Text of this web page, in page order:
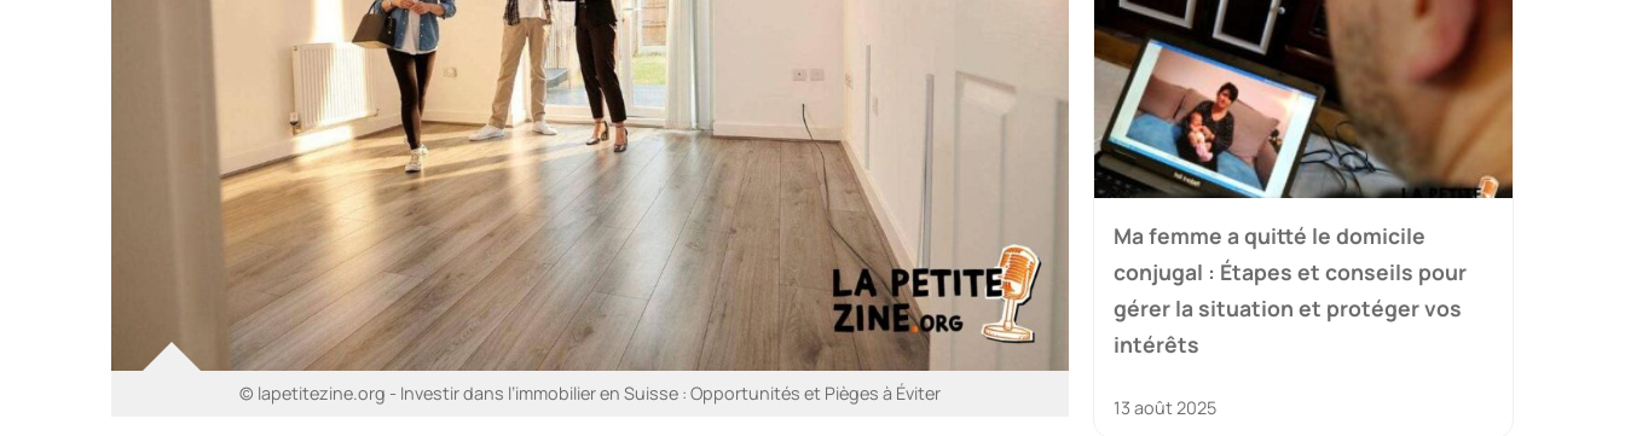
© lapetitezine.org - Investir dans l’immobilier en Suisse : Opportunités et Pièges à Éviter
Ma femme a quitté le domicile
conjugal : Étapes et conseils pour
gérer la situation et protéger vos
intérêts
13 août 2025